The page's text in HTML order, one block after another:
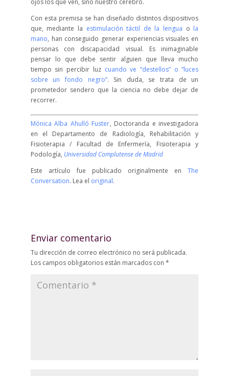
ojos los que ven, sino nuestro cerebro.
Con esta premisa se han diseñado distintos dispositivos
que, mediante la estimulación táctil de la lengua o la
mano, han conseguido generar experiencias visuales en
personas con discapacidad visual. Es inimaginable
pensar lo que debe sentir alguien que lleva mucho
tiempo sin percibir luz cuando ve “destellos” o “luces
sobre un fondo negro”. Sin duda, se trata de un
prometedor sendero que la ciencia no debe dejar de
recorrer.
Mónica Alba Ahulló Fuster, Doctoranda e investigadora
en el Departamento de Radiología, Rehabilitación y
Fisioterapia / Facultad de Enfermería, Fisioterapia y
Podología, Universidad Complutense de Madrid
Este artículo fue publicado originalmente enThe
Conversation. Lea el original.
Enviar comentario
Tu dirección de correo electrónico no será publicada.
Los campos obligatorios están marcados con *